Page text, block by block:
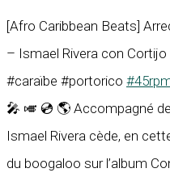
[Afro Caribbean Beats]
– Ismael Rivera con
#caraïbe #portorico
🎤 🎺 💿 🌎 Accompagné
Ismael Rivera cède, en
du boogaloo sur l’album